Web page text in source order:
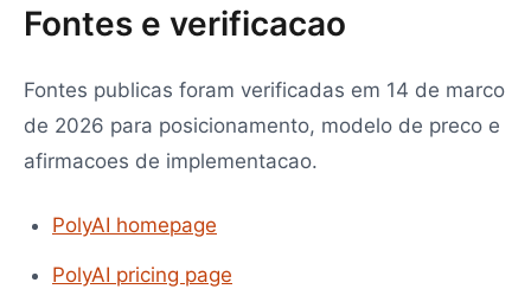
Fontes e verificacao
Fontes publicas foram verificadas em 14 de marco
de 2026 para posicionamento, modelo de preco e
afirmacoes de implementacao.
PolyAI homepage
PolyAI pricing page